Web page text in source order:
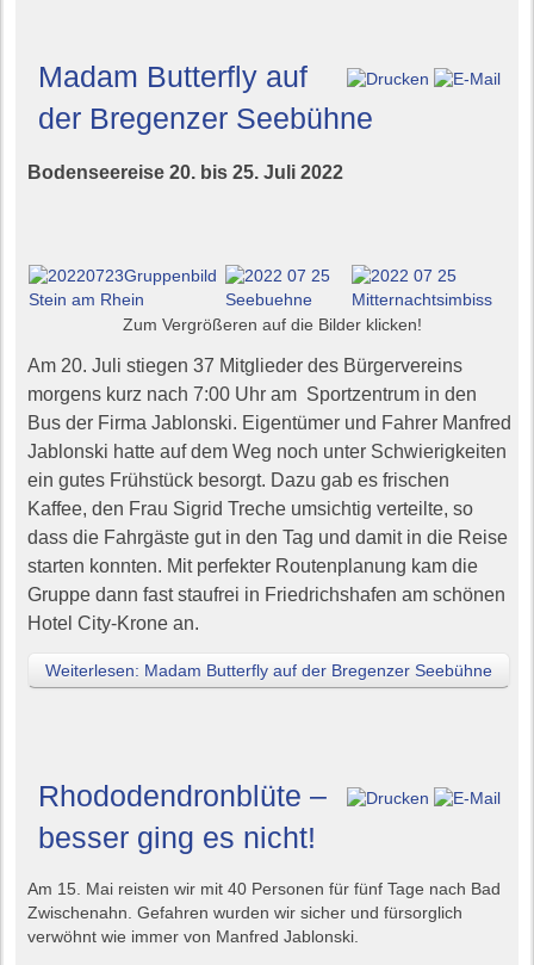
Madam Butterfly auf
der Bregenzer Seebühne
Bodenseereise 20. bis 25. Juli 2022
Zum Vergrößeren auf die Bilder klicken!
Am 20. Juli stiegen 37 Mitglieder des Bürgervereins
morgens kurz nach 7:00 Uhr am Sportzentrum in den
Bus der Firma Jablonski. Eigentümer und Fahrer Manfred
Jablonski hatte auf dem Weg noch unter Schwierigkeiten
ein gutes Frühstück besorgt. Dazu gab es frischen
Kaffee, den Frau Sigrid Treche umsichtig verteilte, so
dass die Fahrgäste gut in den Tag und damit in die Reise
starten konnten. Mit perfekter Routenplanung kam die
Gruppe dann fast staufrei in Friedrichshafen am schönen
Hotel City-Krone an.
Weiterlesen: Madam Butterfly auf der Bregenzer Seebühne
Rhododendronblüte –
besser ging es nicht!
Am 15. Mai reisten wir mit 40 Personen für fünf Tage nach Bad
Zwischenahn. Gefahren wurden wir sicher und fürsorglich
verwöhnt wie immer von Manfred Jablonski.